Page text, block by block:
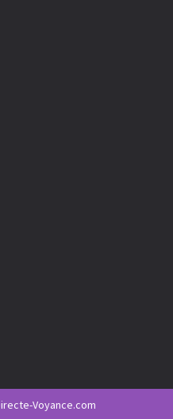
Voyance.com